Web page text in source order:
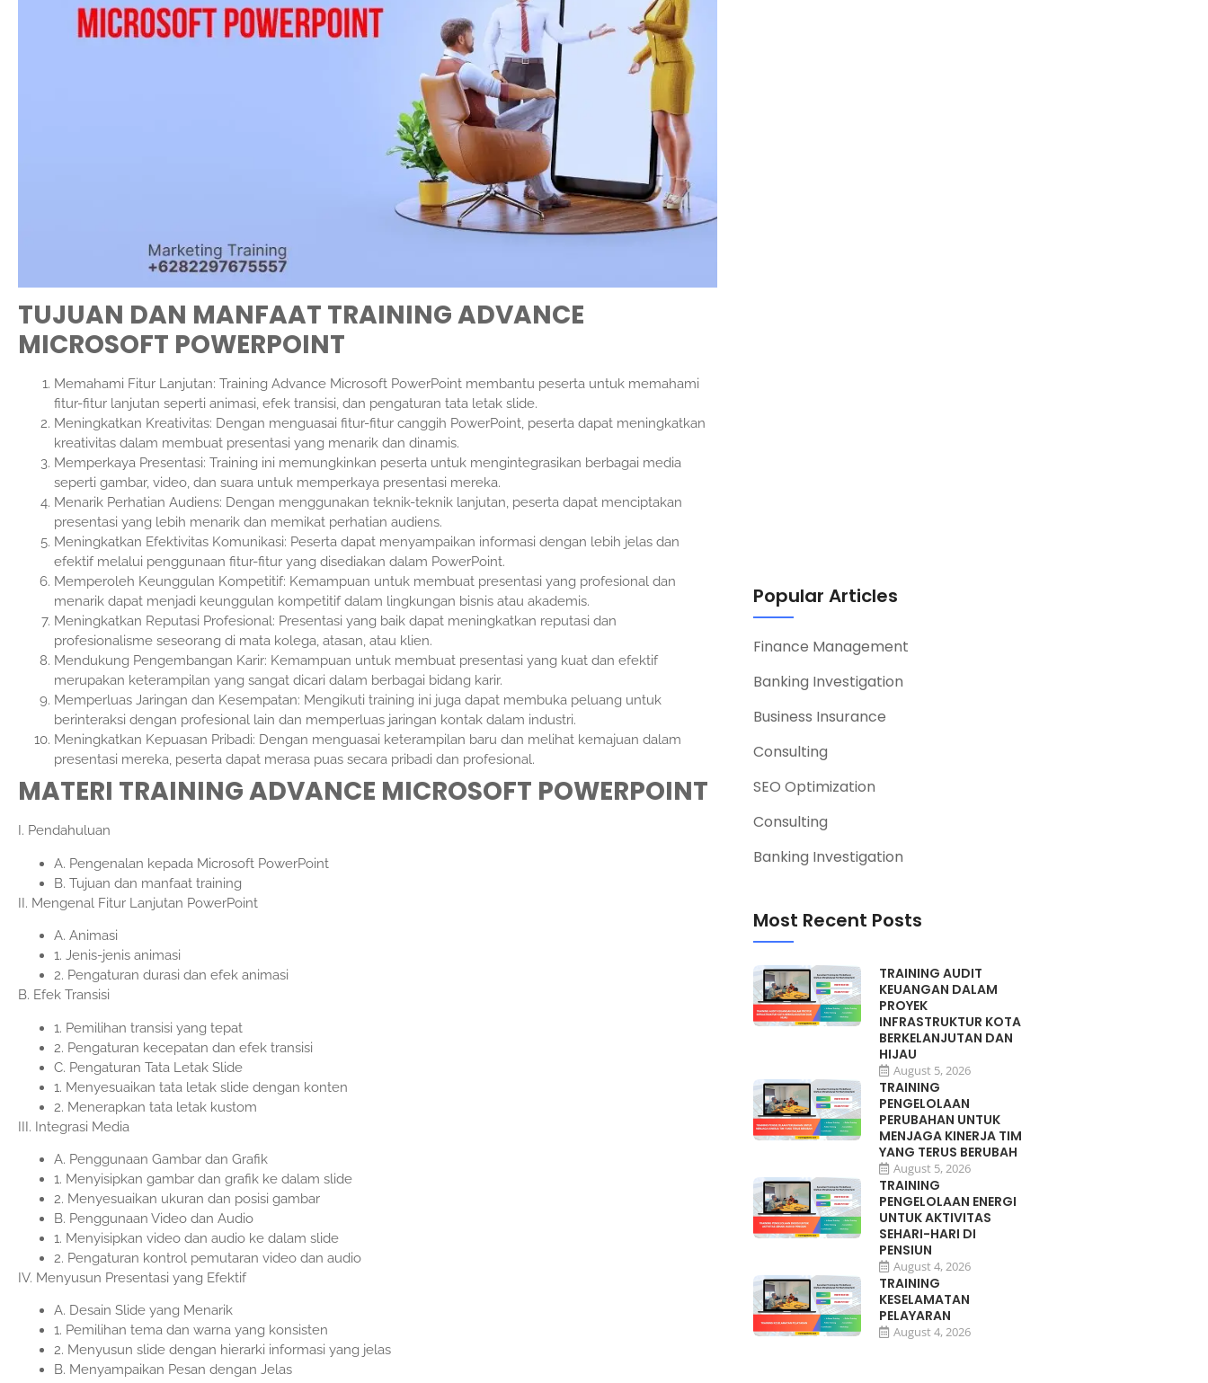
TUJUAN DAN MANFAAT TRAINING ADVANCE
MICROSOFT POWERPOINT
Memahami Fitur Lanjutan: Training Advance Microsoft PowerPoint membantu peserta untuk memahami
fitur-fitur lanjutan seperti animasi, efek transisi, dan pengaturan tata letak slide.
Meningkatkan Kreativitas: Dengan menguasai fitur-fitur canggih PowerPoint, peserta dapat meningkatkan
kreativitas dalam membuat presentasi yang menarik dan dinamis.
Memperkaya Presentasi: Training ini memungkinkan peserta untuk mengintegrasikan berbagai media
seperti gambar, video, dan suara untuk memperkaya presentasi mereka.
Menarik Perhatian Audiens: Dengan menggunakan teknik-teknik lanjutan, peserta dapat menciptakan
presentasi yang lebih menarik dan memikat perhatian audiens.
Meningkatkan Efektivitas Komunikasi: Peserta dapat menyampaikan informasi dengan lebih jelas dan
efektif melalui penggunaan fitur-fitur yang disediakan dalam PowerPoint.
Memperoleh Keunggulan Kompetitif: Kemampuan untuk membuat presentasi yang profesional dan
menarik dapat menjadi keunggulan kompetitif dalam lingkungan bisnis atau akademis.
Meningkatkan Reputasi Profesional: Presentasi yang baik dapat meningkatkan reputasi dan
profesionalisme seseorang di mata kolega, atasan, atau klien.
Mendukung Pengembangan Karir: Kemampuan untuk membuat presentasi yang kuat dan efektif
merupakan keterampilan yang sangat dicari dalam berbagai bidang karir.
Memperluas Jaringan dan Kesempatan: Mengikuti training ini juga dapat membuka peluang untuk
berinteraksi dengan profesional lain dan memperluas jaringan kontak dalam industri.
Meningkatkan Kepuasan Pribadi: Dengan menguasai keterampilan baru dan melihat kemajuan dalam
presentasi mereka, peserta dapat merasa puas secara pribadi dan profesional.
MATERI TRAINING ADVANCE MICROSOFT POWERPOINT
I. Pendahuluan
A. Pengenalan kepada Microsoft PowerPoint
B. Tujuan dan manfaat training
II. Mengenal Fitur Lanjutan PowerPoint
A. Animasi
1. Jenis-jenis animasi
2. Pengaturan durasi dan efek animasi
B. Efek Transisi
1. Pemilihan transisi yang tepat
2. Pengaturan kecepatan dan efek transisi
C. Pengaturan Tata Letak Slide
1. Menyesuaikan tata letak slide dengan konten
2. Menerapkan tata letak kustom
III. Integrasi Media
A. Penggunaan Gambar dan Grafik
1. Menyisipkan gambar dan grafik ke dalam slide
2. Menyesuaikan ukuran dan posisi gambar
B. Penggunaan Video dan Audio
1. Menyisipkan video dan audio ke dalam slide
2. Pengaturan kontrol pemutaran video dan audio
IV. Menyusun Presentasi yang Efektif
A. Desain Slide yang Menarik
1. Pemilihan tema dan warna yang konsisten
2. Menyusun slide dengan hierarki informasi yang jelas
B. Menyampaikan Pesan dengan Jelas
Popular Articles
Finance Management
Banking Investigation
Business Insurance
Consulting
SEO Optimization
Consulting
Banking Investigation
Most Recent Posts
TRAINING AUDIT
KEUANGAN DALAM
PROYEK
INFRASTRUKTUR KOTA
BERKELANJUTAN DAN
HIJAU
August 5, 2026
TRAINING
PENGELOLAAN
PERUBAHAN UNTUK
MENJAGA KINERJA TIM
YANG TERUS BERUBAH
August 5, 2026
TRAINING
PENGELOLAAN ENERGI
UNTUK AKTIVITAS
SEHARI-HARI DI
PENSIUN
August 4, 2026
TRAINING
KESELAMATAN
PELAYARAN
August 4, 2026